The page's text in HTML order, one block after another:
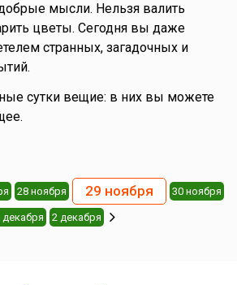
добрые мысли. Нельзя валить
цветы. Сегодня вы даже
странных, загадочных и
сутки вещие: в них вы можете
28 ноября 29 ноября 30 ноября
декабря 2 декабря